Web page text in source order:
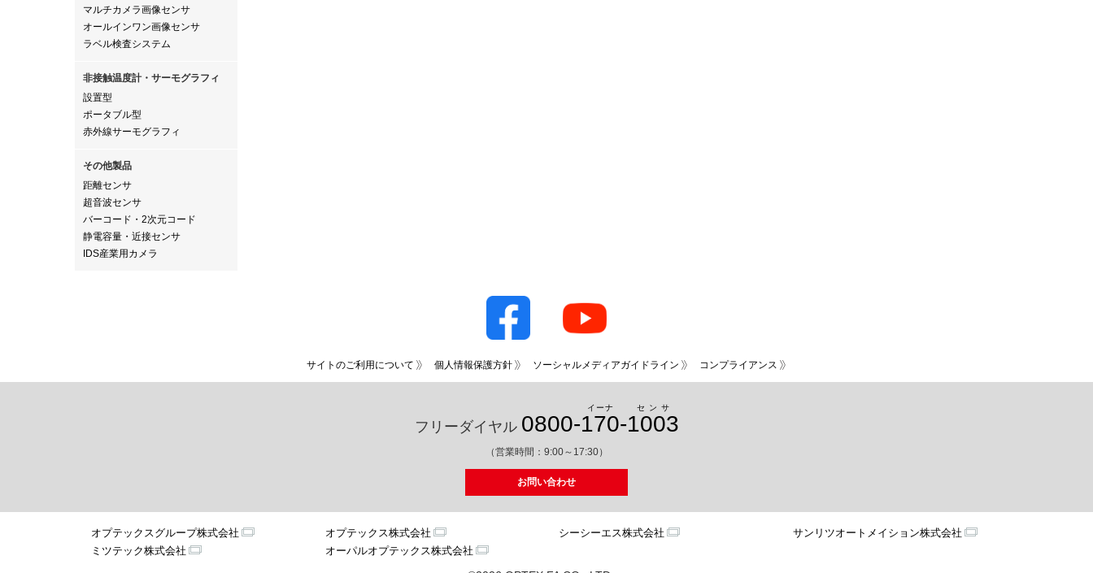
マルチカメラ画像センサ
オールインワン画像センサ
ラベル検査システム
非接触温度計・サーモグラフィ
設置型
ポータブル型
赤外線サーモグラフィ
その他製品
距離センサ
超音波センサ
バーコード・2次元コード
静電容量・近接センサ
IDS産業用カメラ
サイトのご利用について 個人情報保護方針 ソーシャルメディアガイドライン コンプライアンス
フリーダイヤル 0800-170
イーナ
-1003
センサ
（営業時間：9:00～17:30）
お問い合わせ
オプテックスグループ株式会社 オプテックス株式会社 シーシーエス株式会社
サンリツオートメイション株式会社
ミツテック株式会社
オーパルオプテックス株式会社